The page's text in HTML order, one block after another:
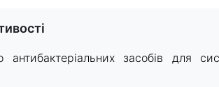
засобів для